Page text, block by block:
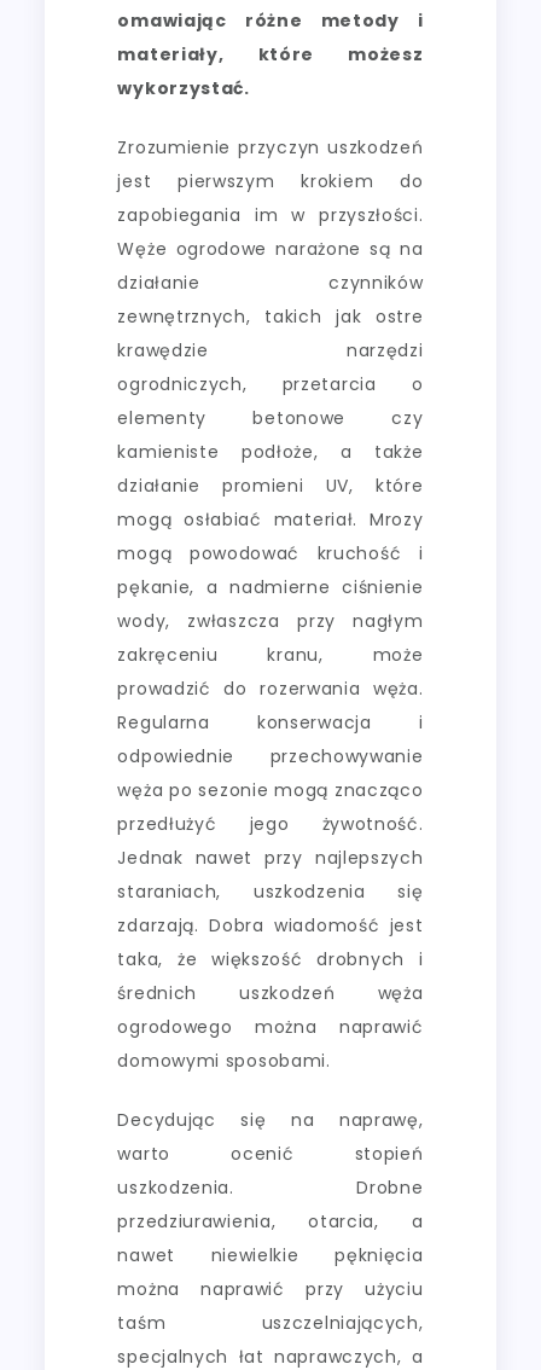
omawiając różne metody i
materiały, które możesz
wykorzystać.
Zrozumienie przyczyn uszkodzeń
jest pierwszym krokiem do
zapobiegania im w przyszłości.
Węże ogrodowe narażone są na
działanie czynników
zewnętrznych, takich jak ostre
krawędzie narzędzi
ogrodniczych, przetarcia o
elementy betonowe czy
kamieniste podłoże, a także
działanie promieni UV, które
mogą osłabiać materiał. Mrozy
mogą powodować kruchość i
pękanie, a nadmierne ciśnienie
wody, zwłaszcza przy nagłym
zakręceniu kranu, może
prowadzić do rozerwania węża.
Regularna konserwacja i
odpowiednie przechowywanie
węża po sezonie mogą znacząco
przedłużyć jego żywotność.
Jednak nawet przy najlepszych
staraniach, uszkodzenia się
zdarzają. Dobra wiadomość jest
taka, że większość drobnych i
średnich uszkodzeń węża
ogrodowego można naprawić
domowymi sposobami.
Decydując się na naprawę,
warto ocenić stopień
uszkodzenia. Drobne
przedziurawienia, otarcia, a
nawet niewielkie pęknięcia
można naprawić przy użyciu
taśm uszczelniających,
specjalnych łat naprawczych, a